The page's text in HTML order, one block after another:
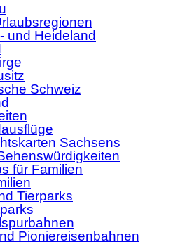
und Heideland
Schweiz
Sachsens
für Familien
Tierparks
Pioniereisenbahnen